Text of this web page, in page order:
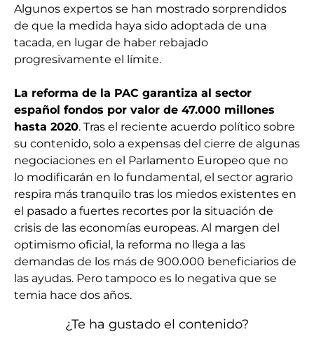
Algunos expertos se han mostrado sorprendidos
de que la medida haya sido adoptada de una
tacada, en lugar de haber rebajado
progresivamente el límite.
La reforma de la PAC garantiza al sector
español fondos por valor de 47.000 millones
hasta 2020. Tras el reciente acuerdo político sobre
su contenido, solo a expensas del cierre de algunas
negociaciones en el Parlamento Europeo que no
lo modificarán en lo fundamental, el sector agrario
respira más tranquilo tras los miedos existentes en
el pasado a fuertes recortes por la situación de
crisis de las economías europeas. Al margen del
optimismo oficial, la reforma no llega a las
demandas de los más de 900.000 beneficiarios de
las ayudas. Pero tampoco es lo negativa que se
temia hace dos años.
¿Te ha gustado el contenido?